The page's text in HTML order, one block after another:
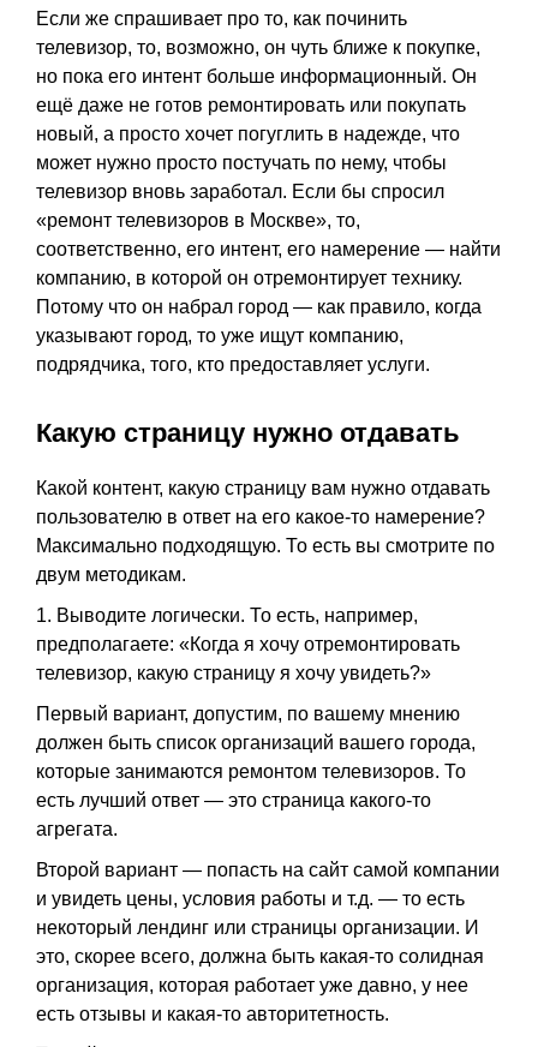
Если же спрашивает про то, как починить
телевизор, то, возможно, он чуть ближе к покупке,
но пока его интент больше информационный. Он
ещё даже не готов ремонтировать или покупать
новый, а просто хочет погуглить в надежде, что
может нужно просто постучать по нему, чтобы
телевизор вновь заработал. Если бы спросил
«ремонт телевизоров в Москве», то,
соответственно, его интент, его намерение — найти
компанию, в которой он отремонтирует технику.
Потому что он набрал город — как правило, когда
указывают город, то уже ищут компанию,
подрядчика, того, кто предоставляет услуги.
Какую страницу нужно отдавать
Какой контент, какую страницу вам нужно отдавать
пользователю в ответ на его какое-то намерение?
Максимально подходящую. То есть вы смотрите по
двум методикам.
1. Выводите логически. То есть, например,
предполагаете: «Когда я хочу отремонтировать
телевизор, какую страницу я хочу увидеть?»
Первый вариант, допустим, по вашему мнению
должен быть список организаций вашего города,
которые занимаются ремонтом телевизоров. То
есть лучший ответ — это страница какого-то
агрегата.
Второй вариант — попасть на сайт самой компании
и увидеть цены, условия работы и т.д. — то есть
некоторый лендинг или страницы организации. И
это, скорее всего, должна быть какая-то солидная
организация, которая работает уже давно, у нее
есть отзывы и какая-то авторитетность.